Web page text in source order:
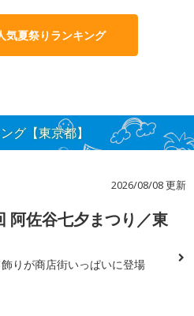
気夏祭りランキング
グ【東京都】
2026/08/08 更新
阿佐谷七夕まつり／東
りが商店街いっぱいに登場